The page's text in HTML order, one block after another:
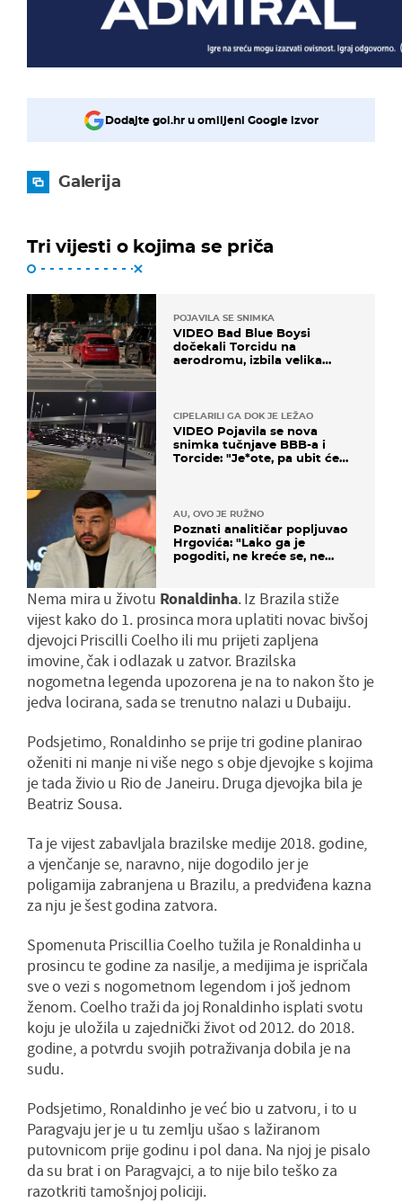
Dodajte gol.hr u omiljeni Google izvor
Galerija
Tri vijesti o kojima se priča
POJAVILA SE SNIMKA
VIDEO Bad Blue Boysi
dočekali Torcidu na
aerodromu, izbila velika
CIPELARILI GA DOK JE LEŽAO
VIDEO Pojavila se nova
snimka tučnjave BBB-a i
Torcide: "Je*ote, pa ubit će
AU, OVO JE RUŽNO
Poznati analitičar popljuvao
Hrgovića: "Lako ga je
pogoditi, ne kreće se, ne
Nema mira u životu Ronaldinha. Iz Brazila stiže
vijest kako do 1. prosinca mora uplatiti novac bivšoj
djevojci Priscilli Coelho ili mu prijeti zapljena
imovine, čak i odlazak u zatvor. Brazilska
nogometna legenda upozorena je na to nakon što je
jedva locirana, sada se trenutno nalazi u Dubaiju.
Podsjetimo, Ronaldinho se prije tri godine planirao
oženiti ni manje ni više nego s obje djevojke s kojima
je tada živio u Rio de Janeiru. Druga djevojka bila je
Beatriz Sousa.
Ta je vijest zabavljala brazilske medije 2018. godine,
a vjenčanje se, naravno, nije dogodilo jer je
poligamija zabranjena u Brazilu, a predviđena kazna
za nju je šest godina zatvora.
Spomenuta Priscillia Coelho tužila je Ronaldinha u
prosincu te godine za nasilje, a medijima je ispričala
sve o vezi s nogometnom legendom i još jednom
ženom. Coelho traži da joj Ronaldinho isplati svotu
koju je uložila u zajednički život od 2012. do 2018.
godine, a potvrdu svojih potraživanja dobila je na
sudu.
Podsjetimo, Ronaldinho je već bio u zatvoru, i to u
Paragvaju jer je u tu zemlju ušao s lažiranom
putovnicom prije godinu i pol dana. Na njoj je pisalo
da su brat i on Paragvajci, a to nije bilo teško za
razotkriti tamošnjoj policiji.